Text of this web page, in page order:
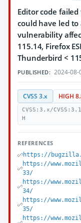
Editor code
could have led
vulnerability
115.14, Firefox
Thunderbird <
PUBLISHED: 2024-08-
CVSS 3.x HIGH
CVSS:3.x/
H
REFERENCES
https://
https://
33/
https://
34/
https://
35/
https://